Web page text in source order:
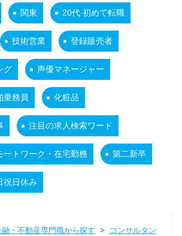
関東 20代 初めて転職
技術営業 登録販売者
グ 声優マネージャー
乗務員 化粧品
注目の求人検索ワード
ートワーク・在宅勤務 第二新卒
祝日休み
・不動産専門職から探す >
コンサルタン